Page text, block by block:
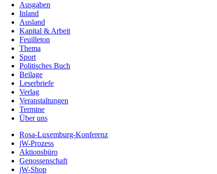
Ausgaben
Inland
Ausland
Kapital & Arbeit
Feuilleton
Thema
Sport
Politisches Buch
Beilage
Leserbriefe
Verlag
Veranstaltungen
Termine
Über uns
Rosa-Luxemburg-Konferenz
jW-Prozess
Aktionsbüro
Genossenschaft
jW-Shop